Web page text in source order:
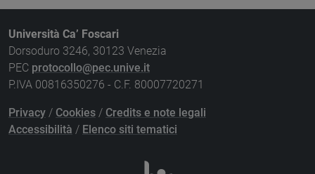
Università Ca’ Foscari
Dorsoduro 3246, 30123 Venezia
PEC protocollo@pec.unive.it
P.IVA 00816350276 - C.F. 80007720271
Privacy / Cookies / Credits e note legali
Accessibilità / Elenco siti tematici